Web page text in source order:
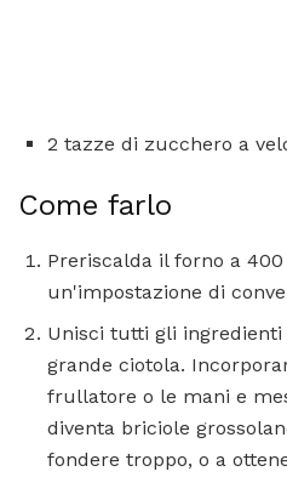
2 tazze di zucchero a
Come farlo
Preriscalda il forno a
un'impostazione di
Unisci tutti gli
grande ciotola.
frullatore o le mani e
diventa briciole
fondere troppo, o a